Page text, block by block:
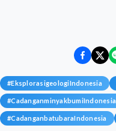
#EksplorasigeologiIndonesia
#CadanganminyakbumiIndonesia
#CadanganbatubaraIndonesia